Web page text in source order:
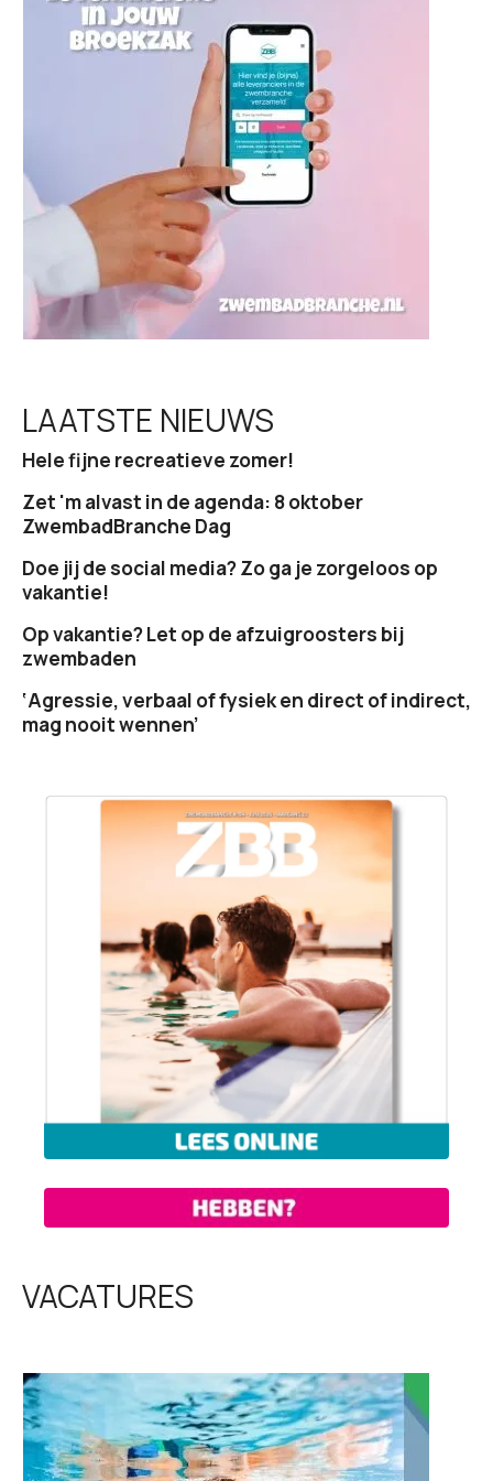
e
LAATSTE NIEUWS
Hele fijne recreatieve zomer!
Zet 'm alvast in de agenda: 8 oktober
ZwembadBranche Dag
Doe jij de social media? Zo ga je zorgeloos op
vakantie!
Op vakantie? Let op de afzuigroosters bij
zwembaden
‘Agressie, verbaal of fysiek en direct of indirect,
mag nooit wennen’
VACATURES